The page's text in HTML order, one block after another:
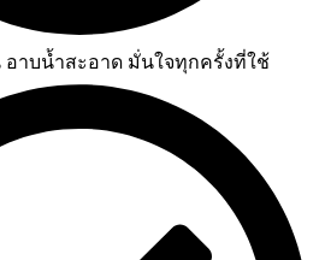
าบน้ำสะอาด มั่นใจทุกครั้งที่ใช้